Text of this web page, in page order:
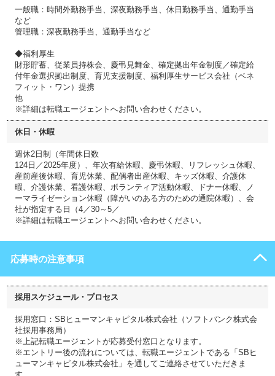
一般職：時間外勤務手当、深夜勤務手当、休日勤務手当、通勤手当
など
管理職：深夜勤務手当、通勤手当など
◆福利厚生
財形貯蓄、従業員持株会、慶弔見舞金、確定拠出年金制度／確定給
付年金選択拠出制度、育児支援制度、福利厚生サービス会社（ベネ
フィット・ワン）提携
他
※詳細は転職エージェントへお問い合わせください。
休日・休暇
週休2日制（年間休日数
124日／2025年度）、年次有給休暇、慶弔休暇、リフレッシュ休暇、
産前産後休暇、育児休業、配偶者出産休暇、キッズ休暇、介護休
暇、介護休業、看護休暇、ボランティア活動休暇、ドナー休暇、ノ
ーマライゼーション休暇（障がいのある方のための通院休暇）、会
社が指定する日（4／30～5／
※詳細は転職エージェントへお問い合わせください。
応募時の注意事項
採用スケジュール・プロセス
採用窓口：SBヒューマンキャピタル株式会社（ソフトバンク株式会
社採用事務局）
※上記転職エージェントが応募受付窓口となります。
※エントリー後の流れについては、転職エージェントである「SBヒ
ューマンキャピタル株式会社」を通してご連絡させていただきま